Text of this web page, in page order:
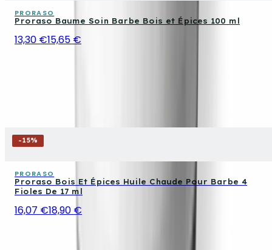
PRORASO
Proraso Baume Soin Barbe Bois et Épices 100 ml
13,30 €15,65 €
-15%
PRORASO
Proraso Bois Et Épices Huile Chaude Pour Barbe 4
Fioles De 17 ml
16,07 €18,90 €